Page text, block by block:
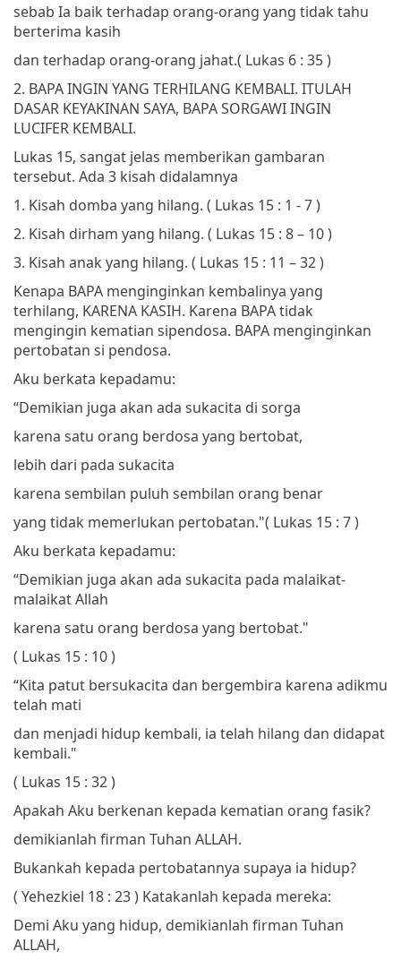
sebab Ia baik terhadap orang-orang yang tidak tahu
berterima kasih
dan terhadap orang-orang jahat.( Lukas 6 : 35 )
2. BAPA INGIN YANG TERHILANG KEMBALI. ITULAH
DASAR KEYAKINAN SAYA, BAPA SORGAWI INGIN
LUCIFER KEMBALI.
Lukas 15, sangat jelas memberikan gambaran
tersebut. Ada 3 kisah didalamnya
1. Kisah domba yang hilang. ( Lukas 15 : 1 - 7 )
2. Kisah dirham yang hilang. ( Lukas 15 : 8 – 10 )
3. Kisah anak yang hilang. ( Lukas 15 : 11 – 32 )
Kenapa BAPA menginginkan kembalinya yang
terhilang, KARENA KASIH. Karena BAPA tidak
mengingin kematian sipendosa. BAPA menginginkan
pertobatan si pendosa.
Aku berkata kepadamu:
“Demikian juga akan ada sukacita di sorga
karena satu orang berdosa yang bertobat,
lebih dari pada sukacita
karena sembilan puluh sembilan orang benar
yang tidak memerlukan pertobatan."( Lukas 15 : 7 )
Aku berkata kepadamu:
“Demikian juga akan ada sukacita pada malaikat-
malaikat Allah
karena satu orang berdosa yang bertobat."
( Lukas 15 : 10 )
“Kita patut bersukacita dan bergembira karena adikmu
telah mati
dan menjadi hidup kembali, ia telah hilang dan didapat
kembali."
( Lukas 15 : 32 )
Apakah Aku berkenan kepada kematian orang fasik?
demikianlah firman Tuhan ALLAH.
Bukankah kepada pertobatannya supaya ia hidup?
( Yehezkiel 18 : 23 ) Katakanlah kepada mereka:
Demi Aku yang hidup, demikianlah firman Tuhan
ALLAH,